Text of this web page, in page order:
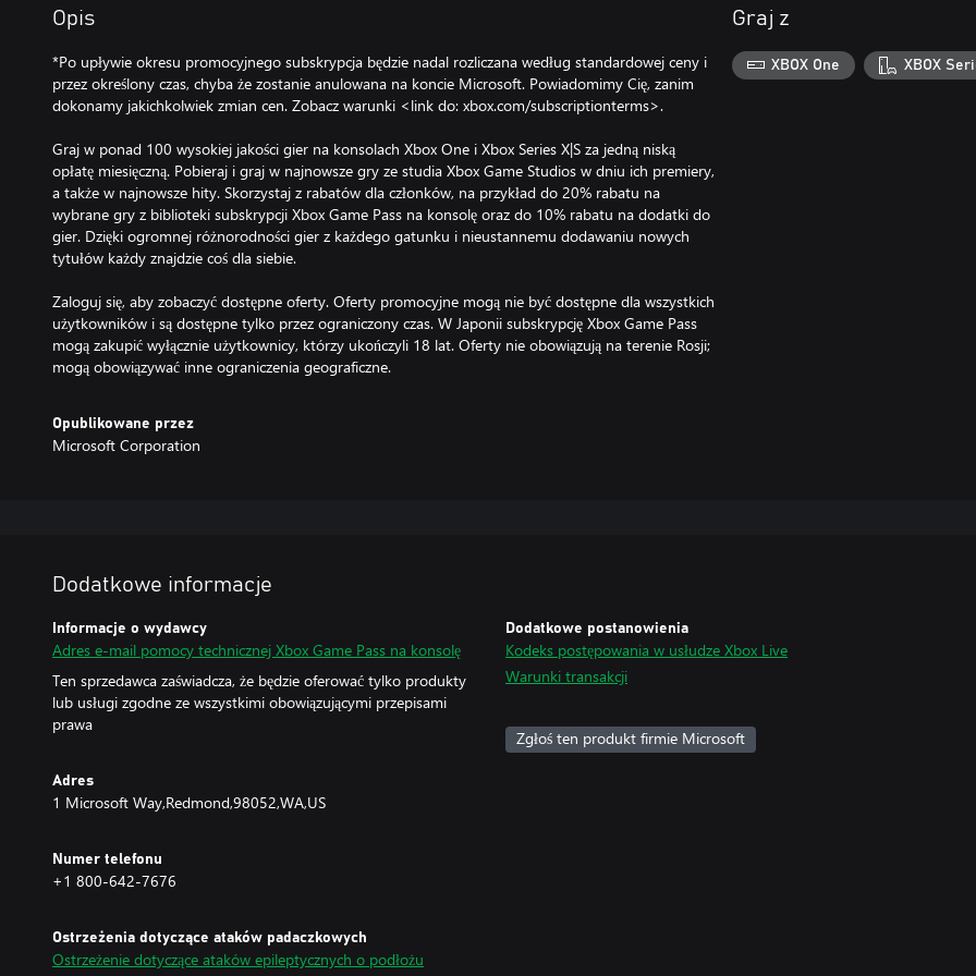
Opis
*Po upływie okresu promocyjnego subskrypcja będzie nadal rozliczana według standardowej ceny i
przez określony czas, chyba że zostanie anulowana na koncie Microsoft. Powiadomimy Cię, zanim
dokonamy jakichkolwiek zmian cen. Zobacz warunki <link do: xbox.com/subscriptionterms>.
Graj w ponad 100 wysokiej jakości gier na konsolach Xbox One i Xbox Series X|S za jedną niską
opłatę miesięczną. Pobieraj i graj w najnowsze gry ze studia Xbox Game Studios w dniu ich premiery,
a także w najnowsze hity. Skorzystaj z rabatów dla członków, na przykład do 20% rabatu na
wybrane gry z biblioteki subskrypcji Xbox Game Pass na konsolę oraz do 10% rabatu na dodatki do
gier. Dzięki ogromnej różnorodności gier z każdego gatunku i nieustannemu dodawaniu nowych
tytułów każdy znajdzie coś dla siebie.
Zaloguj się, aby zobaczyć dostępne oferty. Oferty promocyjne mogą nie być dostępne dla wszystkich
użytkowników i są dostępne tylko przez ograniczony czas. W Japonii subskrypcję Xbox Game Pass
mogą zakupić wyłącznie użytkownicy, którzy ukończyli 18 lat. Oferty nie obowiązują na terenie Rosji;
mogą obowiązywać inne ograniczenia geograficzne.
Opublikowane przez
Microsoft Corporation
Graj z
XBOX One XBOX
Dodatkowe informacje
Informacje o wydawcy
Adres e-mail pomocy technicznej Xbox Game Pass na konsolę
Ten sprzedawca zaświadcza, że będzie oferować tylko produkty
lub usługi zgodne ze wszystkimi obowiązującymi przepisami
prawa
Adres
1 Microsoft Way,Redmond,98052,WA,US
Numer telefonu
+1 800-642-7676
Ostrzeżenia dotyczące ataków padaczkowych
Ostrzeżenie dotyczące ataków epileptycznych o podłożu
Dodatkowe postanowienia
Kodeks postępowania w usłudze Xbox Live
Warunki transakcji
Zgłoś ten produkt firmie Microsoft